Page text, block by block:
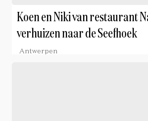
Koen en Niki van restaurant
verhuizen naar de Seefhoek
Antwerpen